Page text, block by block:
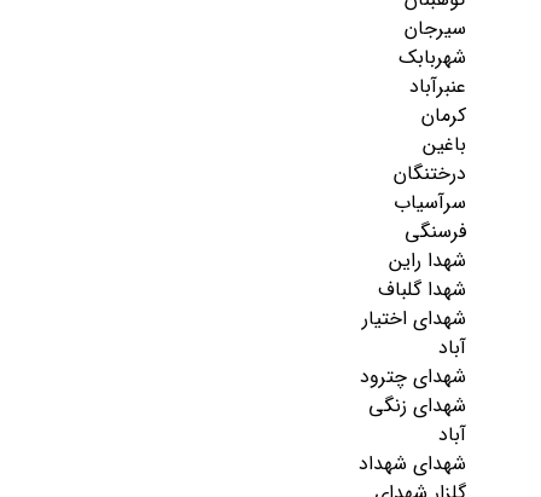
سیرجان
شهربابک
عنبرآباد
کرمان
باغین
درختنگان
سرآسیاب
فرسنگی
شهدا راین
شهدا گلباف
شهدای اختیار
آباد
شهدای چترود
شهدای زنگی
آباد
شهدای شهداد